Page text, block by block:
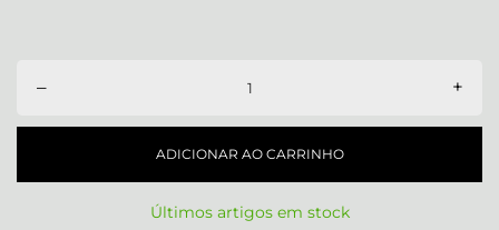
– +
ADICIONAR AO CARRINHO
Últimos artigos em stock